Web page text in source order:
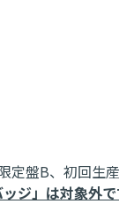
定盤B、初回生
ジ」は対象外で